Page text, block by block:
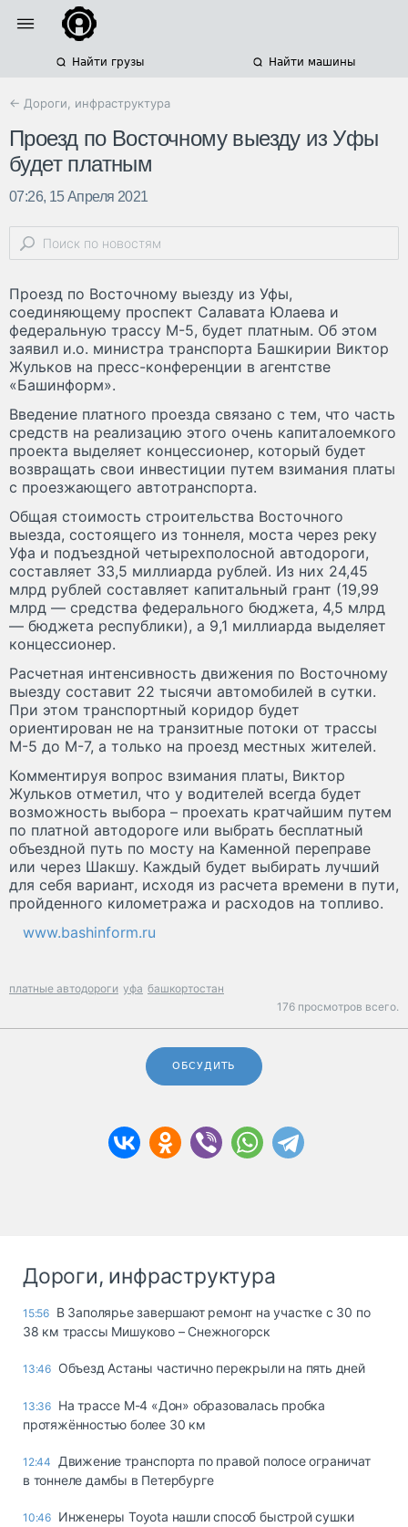
Найти грузы Найти машины
← Дороги, инфраструктура
Проезд по Восточному выезду из Уфы
будет платным
07:26, 15 Апреля 2021
Проезд по Восточному выезду из Уфы,
соединяющему проспект Салавата Юлаева и
федеральную трассу М-5, будет платным. Об этом
заявил и.о. министра транспорта Башкирии Виктор
Жульков на пресс-конференции в агентстве
«Башинформ».
Введение платного проезда связано с тем, что часть
средств на реализацию этого очень капиталоемкого
проекта выделяет концессионер, который будет
возвращать свои инвестиции путем взимания платы
с проезжающего автотранспорта.
Общая стоимость строительства Восточного
выезда, состоящего из тоннеля, моста через реку
Уфа и подъездной четырехполосной автодороги,
составляет 33,5 миллиарда рублей. Из них 24,45
млрд рублей составляет капитальный грант (19,99
млрд — средства федерального бюджета, 4,5 млрд
— бюджета республики), а 9,1 миллиарда выделяет
концессионер.
Расчетная интенсивность движения по Восточному
выезду составит 22 тысячи автомобилей в сутки.
При этом транспортный коридор будет
ориентирован не на транзитные потоки от трассы
М-5 до М-7, а только на проезд местных жителей.
Комментируя вопрос взимания платы, Виктор
Жульков отметил, что у водителей всегда будет
возможность выбора – проехать кратчайшим путем
по платной автодороге или выбрать бесплатный
объездной путь по мосту на Каменной переправе
или через Шакшу. Каждый будет выбирать лучший
для себя вариант, исходя из расчета времени в пути,
пройденного километража и расходов на топливо.
www.bashinform.ru
платные автодороги уфа башкортостан
176 просмотров всего.
ОБСУДИТЬ
Дороги, инфраструктура
15:56 В Заполярье завершают ремонт на участке с 30 по
38 км трассы Мишуково – Снежногорск
13:46 Объезд Астаны частично перекрыли на пять дней
13:36 На трассе М-4 «Дон» образовалась пробка
протяжённостью более 30 км
12:44
Движение транспорта по правой полосе ограничат
в тоннеле дамбы в Петербурге
10:46 Инженеры Toyota нашли способ быстрой сушки